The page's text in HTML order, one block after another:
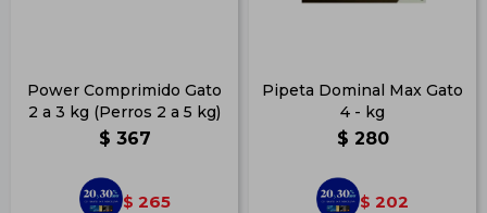
Power Comprimido Gato
2 a 3 kg (Perros 2 a 5 kg)
$ 367
$ 265
Pipeta Dominal Max Gato
4 - kg
$ 280
$ 202